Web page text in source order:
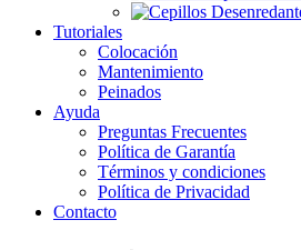
Tutoriales
Colocación
Mantenimiento
Peinados
Ayuda
Preguntas Frecuentes
Política de Garantía
Términos y condiciones
Política de Privacidad
Contacto